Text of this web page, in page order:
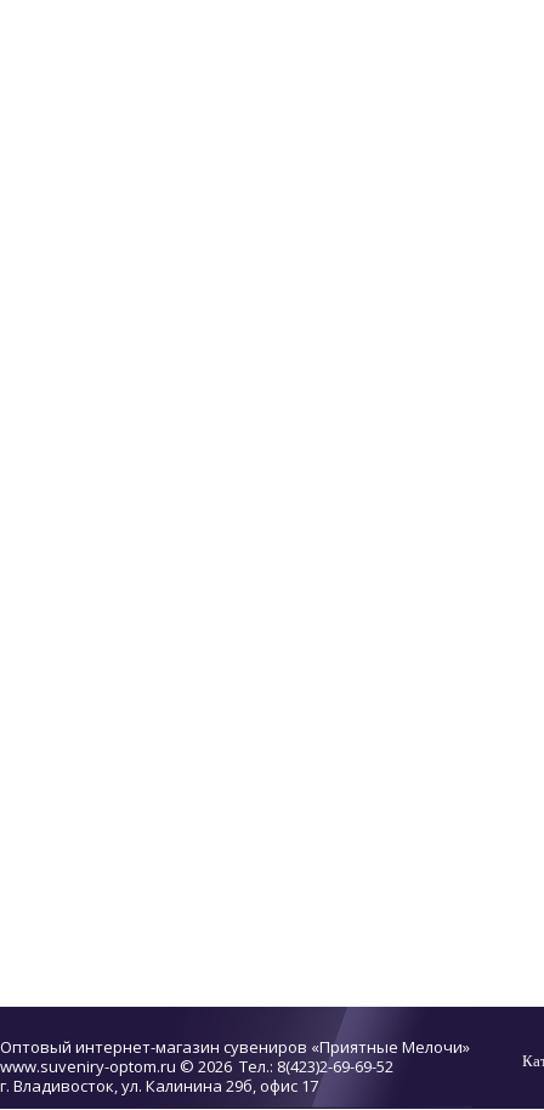
Оптовый интернет-магазин сувениров «Приятные Мелочи»
www.suveniry-optom.ru © 2026 Тел.: 8(423)2-69-69-52
г. Владивосток, ул. Калинина 29б, офис 17